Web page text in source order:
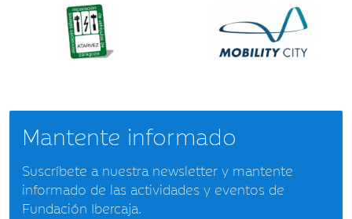
Mantente informado
Suscríbete a nuestra newsletter y mantente
informado de las actividades y eventos de
Fundación Ibercaja.